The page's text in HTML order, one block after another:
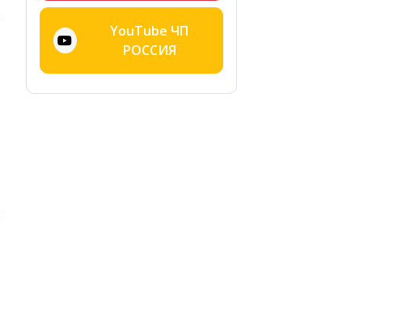
YouTube ЧП
РОССИЯ